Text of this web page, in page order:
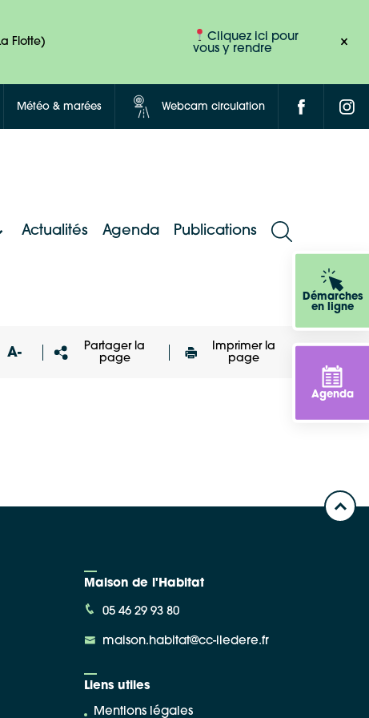
Flotte)
Cliquez ici pour
vous y rendre
Démarches
en ligne
Agenda
Météo & marées Webcam circulation
Actualités Agenda Publications
A-
Partager la
page
Imprimer la
page
Maison de l'Habitat
05 46 29 93 80
maison.habitat@cc-iledere.fr
Liens utiles
Mentions légales